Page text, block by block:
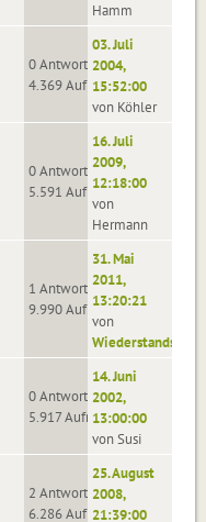
Hamm
0 Antworten
4.369 Aufrufe
03. Juli
2004,
15:52:00
von Köhler
0 Antworten
5.591 Aufrufe
16. Juli
2009,
12:18:00
von
Hermann
1 Antworten
9.990 Aufrufe
31. Mai
2011,
13:20:21
von
0 Antworten
5.917 Aufrufe
14. Juni
2002,
13:00:00
von Susi
2 Antworten
6.286 Aufrufe
25. August
2008,
21:39:00